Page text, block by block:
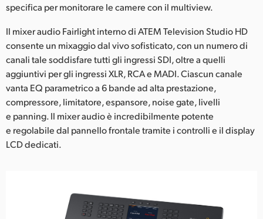
specifica per monitorare le camere con il multiview.
Il mixer audio Fairlight interno di ATEM Television Studio HD
consente un mixaggio dal vivo sofisticato, con un numero di
canali tale soddisfare tutti gli ingressi SDI, oltre a quelli
aggiuntivi per gli ingressi XLR, RCA e MADI. Ciascun canale
vanta EQ parametrico a 6 bande ad alta prestazione,
compressore, limitatore, espansore, noise gate, livelli
e panning. Il mixer audio è incredibilmente potente
e regolabile dal pannello frontale tramite i controlli e il display
LCD dedicati.